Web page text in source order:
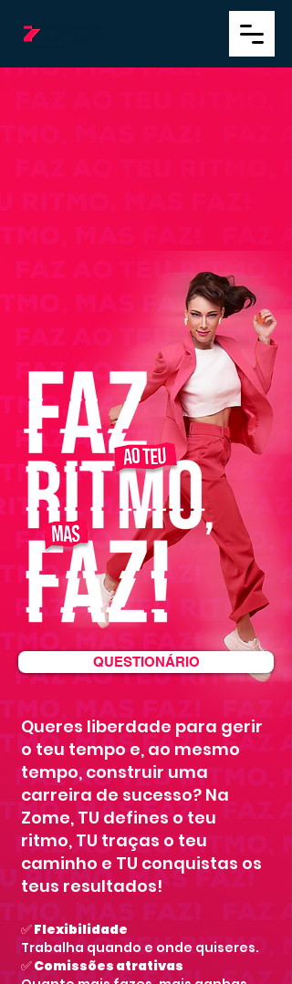
QUESTIONÁRIO
Queres liberdade para gerir
o teu tempo e, ao mesmo
tempo, construir uma
carreira de sucesso? Na
Zome, TU defines o teu
ritmo, TU traças o teu
caminho e TU conquistas os
teus resultados!
✅Flexibilidade
Trabalha quando e onde quiseres.
✅Comissões atrativas